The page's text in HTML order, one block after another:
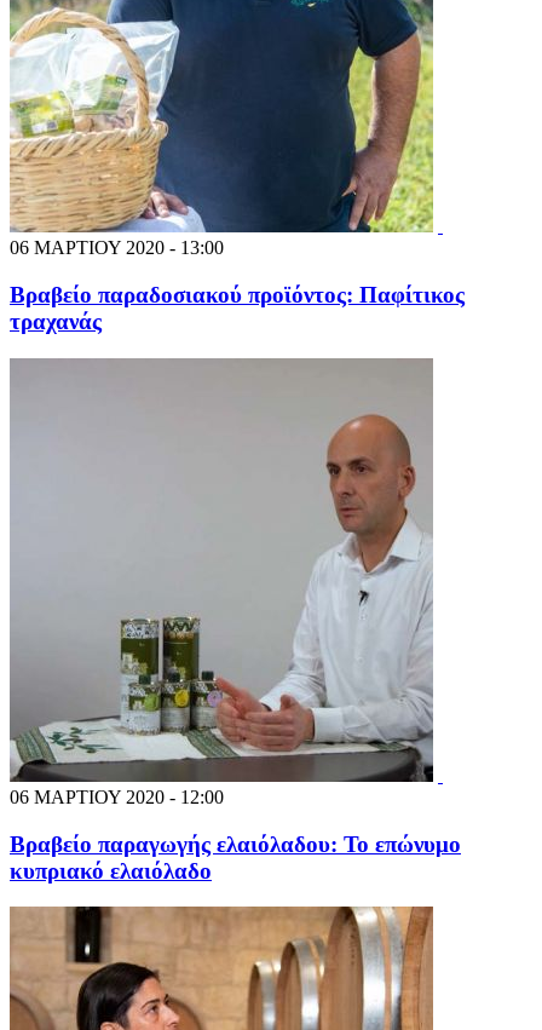
06 ΜΑΡΤΙΟΥ 2020 - 13:00
Βραβείο παραδοσιακού προϊόντος: Παφίτικος
τραχανάς
06 ΜΑΡΤΙΟΥ 2020 - 12:00
Βραβείο παραγωγής ελαιόλαδου: Το επώνυμο
κυπριακό ελαιόλαδο